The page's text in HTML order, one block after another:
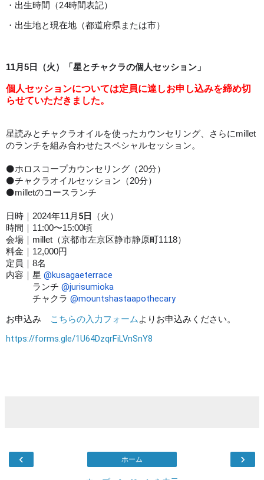
・出生時間（24時間表記）
・出生地と現在地（都道府県または市）
11月5日（火） 「星とチャクラの個人セッション」
個人セッションについては定員に達しお申し込みを締め切
らせていただきました。
星読みとチャクラオイルを使ったカウンセリング、さらにmillet
のランチを組み合わせたスペシャルセッション。
⚫ホロスコープカウンセリング（20分）
⚫チャクラオイルセッション（20分）
⚫milletのコースランチ
日時｜2024年11月 5日
（火）
時間｜11:00〜15:00頃
会場｜millet（京都市左京区静市静原町1118）
料金｜12,000円
定員｜8名
内容｜星 @kusagaeterrace
ランチ @jurisumioka
チャクラ @mountshastaapothecary
お申込み
こちらの入力フォームよりお申込みください。
https://forms.gle/1U64DzqrFiLVnSnY8
‹ ›
ホーム